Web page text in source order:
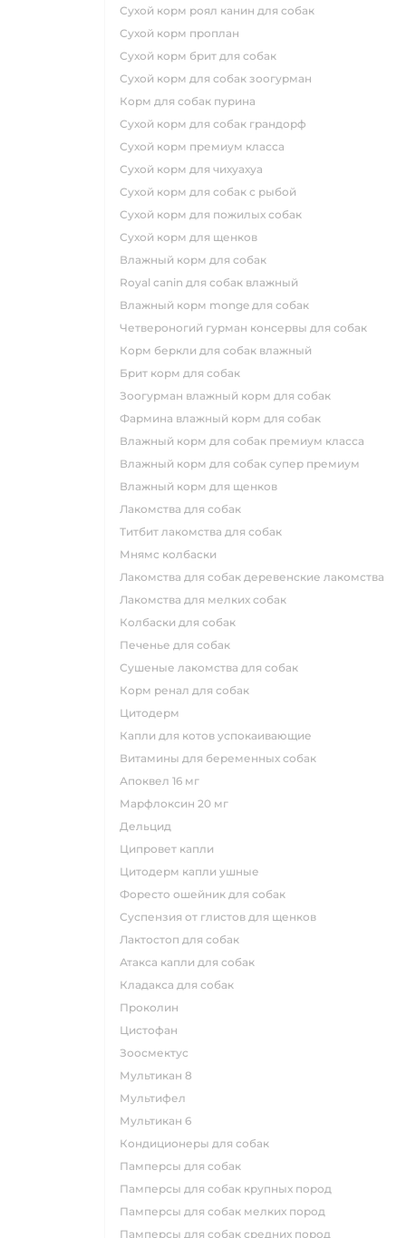
сухой корм роял канин для собак
сухой корм проплан
сухой корм брит для собак
сухой корм для собак зоогурман
корм для собак пурина
сухой корм для собак грандорф
сухой корм премиум класса
сухой корм для чихуахуа
сухой корм для собак с рыбой
сухой корм для пожилых собак
сухой корм для щенков
влажный корм для собак
royal canin для собак влажный
влажный корм monge для собак
четвероногий гурман консервы для собак
корм беркли для собак влажный
брит корм для собак
зоогурман влажный корм для собак
фармина влажный корм для собак
влажный корм для собак премиум класса
влажный корм для собак супер премиум
влажный корм для щенков
лакомства для собак
титбит лакомства для собак
мнямс колбаски
лакомства для собак деревенские лакомства
лакомства для мелких собак
колбаски для собак
печенье для собак
сушеные лакомства для собак
корм ренал для собак
цитодерм
капли для котов успокаивающие
витамины для беременных собак
апоквел 16 мг
марфлоксин 20 мг
дельцид
ципровет капли
цитодерм капли ушные
форесто ошейник для собак
суспензия от глистов для щенков
лактостоп для собак
атакса капли для собак
кладакса для собак
проколин
цистофан
зоосмектус
мультикан 8
мультифел
мультикан 6
кондиционеры для собак
памперсы для собак
памперсы для собак крупных пород
памперсы для собак мелких пород
памперсы для собак средних пород